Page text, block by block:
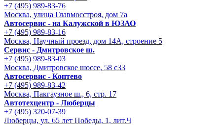
+7 (495) 989-83-76
Москва, улица Главмосстроя, дом 7а
Автосервис - на Калужской в ЮЗАО
+7 (495) 989-83-16
Москва, Научный проезд, дом 14А, строение 5
Сервис - Дмитровское ш.
+7 (495) 989-83-03
Москва, Дмитровское шоссе, 58 с33
Автосервис - Коптево
+7 (495) 989-83-42
Москва, Пакгаузное ш., 6, стр. 17
Автотехцентр - Люберцы
+7 (495) 320-07-39
Люберцы, ул. 65 лет Победы, 1, лит.Ч